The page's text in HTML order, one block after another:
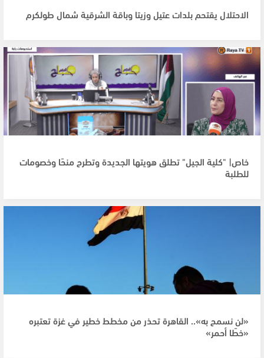
الاحتلال يقتحم بلدات عتيل وزيتا وباقة الشرقية شمال طولكرم
خاص| "كلية الجيل" تطلق هويتها الجديدة وتطرح منحًا وخصومات
للطلبة
«لن نسمح به».. القاهرة تحذر من مخطط خطير في غزة تعتبره
«خطًا أحمر»